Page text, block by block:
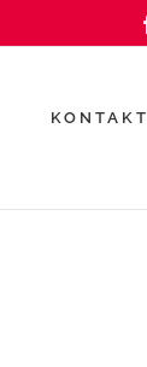
KONTAKT